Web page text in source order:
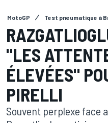
MotoGP Test pneumatique à
"LES
ÉLEVÉES"
PIRELLI
Souvent perplexe face